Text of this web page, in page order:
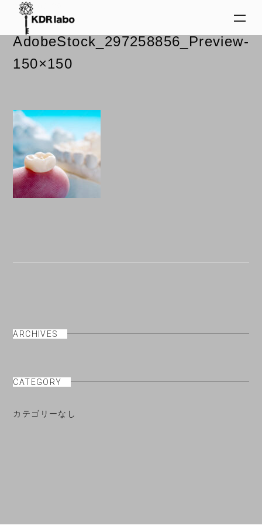
ARCHIVES
CATEGORY
カテゴリーなし
2024.02.29
AdobeStock_297258856_Preview-
150×150